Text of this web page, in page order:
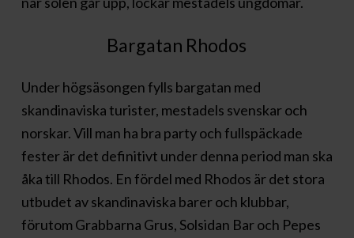
Bargatan Rhodos
Under högsäsongen fylls bargatan med
skandinaviska turister, mestadels svenskar och
norskar. Vill man ha bra party och fullspäckade
fester är det definitivt under denna period man ska
åka till Rhodos. En fördel med Rhodos är det stora
utbudet av skandinaviska barer och klubbar,
förutom Grabbarna Grus, Solsidan Bar och Pepes